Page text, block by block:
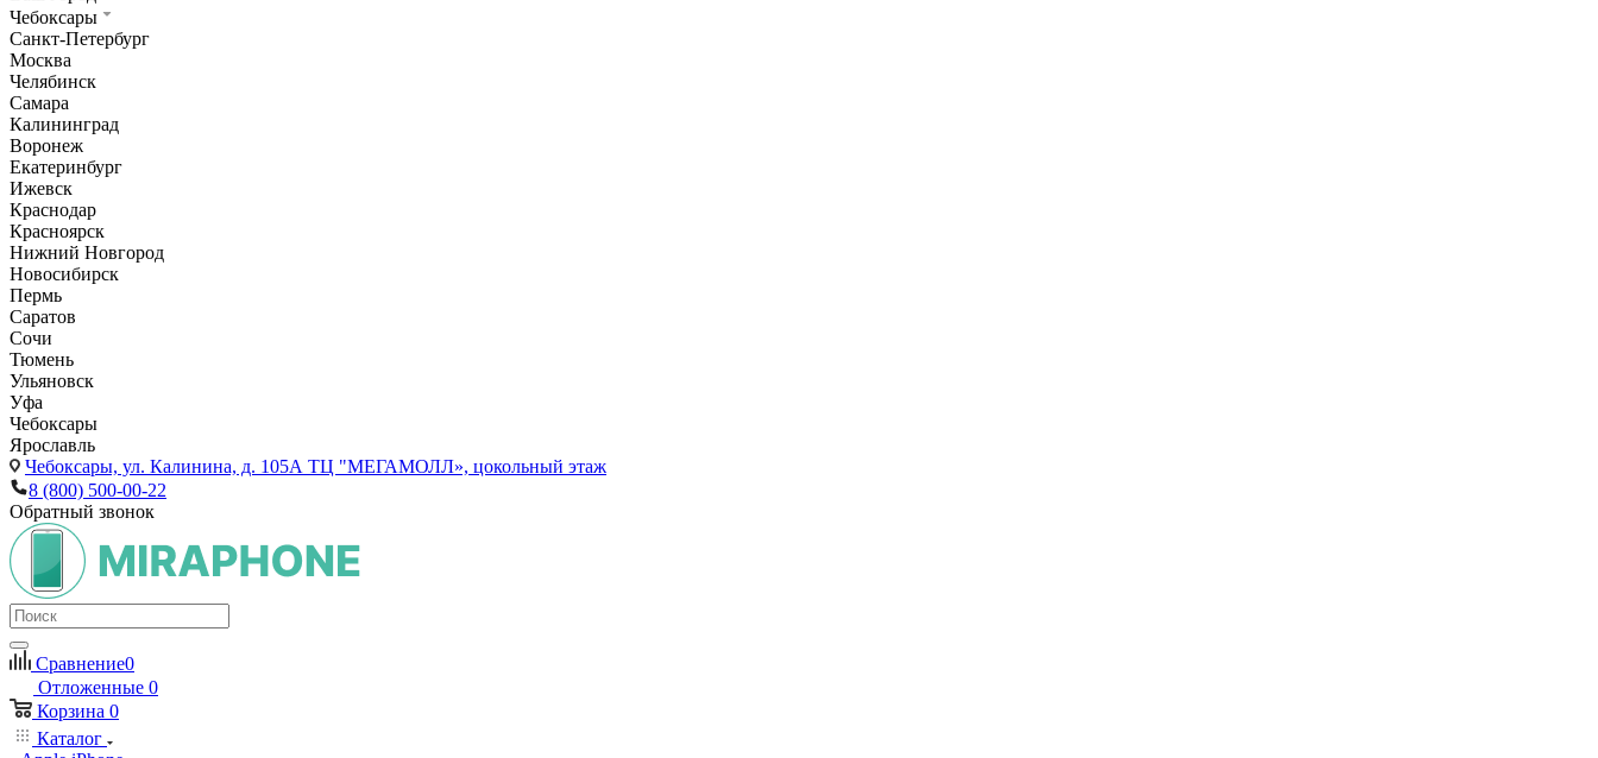
Чебоксары
Санкт-Петербург
Москва
Челябинск
Самара
Калининград
Воронеж
Екатеринбург
Ижевск
Краснодар
Красноярск
Нижний Новгород
Новосибирск
Пермь
Саратов
Сочи
Тюмень
Ульяновск
Уфа
Чебоксары
Ярославль
Чебоксары, ул. Калинина, д. 105А ТЦ "МЕГАМОЛЛ», цокольный этаж
8 (800) 500-00-22
Обратный звонок
Сравнение0
Отложенные 0
Корзина 0
Каталог